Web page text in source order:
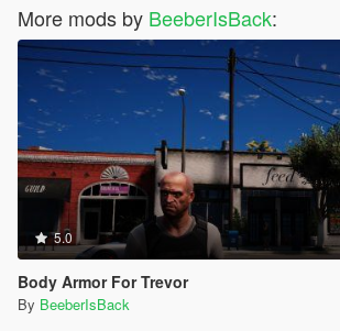
More mods by BeeberIsBack:
5.0
Body Armor For Trevor
By BeeberIsBack